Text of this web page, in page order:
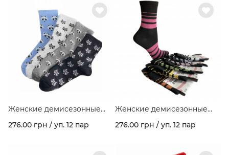
Женские демисезонные
носки стрейчевые "ЕНОТЫ"
ассорти в упаковке
276.00 грн / уп. 12 пар
Женские демисезонные
носки стрейчевые темное
ассорти в упаковке
276.00 грн / уп. 12 пар